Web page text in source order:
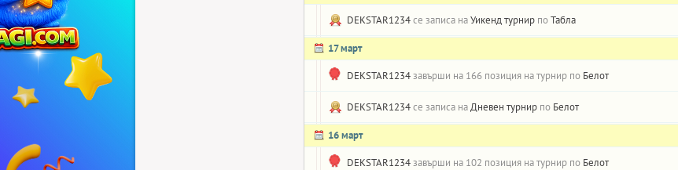
DEKSTAR1234се записа наУикенд турнир поТабла
17 март
DEKSTAR1234завърши на 166 позиция на турнир по Белот
DEKSTAR1234се записа наДневен турнир по Белот
16 март
DEKSTAR1234завърши на 102 позиция на турнир по Белот